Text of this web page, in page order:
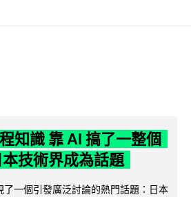
知識 靠 AI 搞了一整個
技術界成為話題
了一個引發廣泛討論的熱門話題：日本